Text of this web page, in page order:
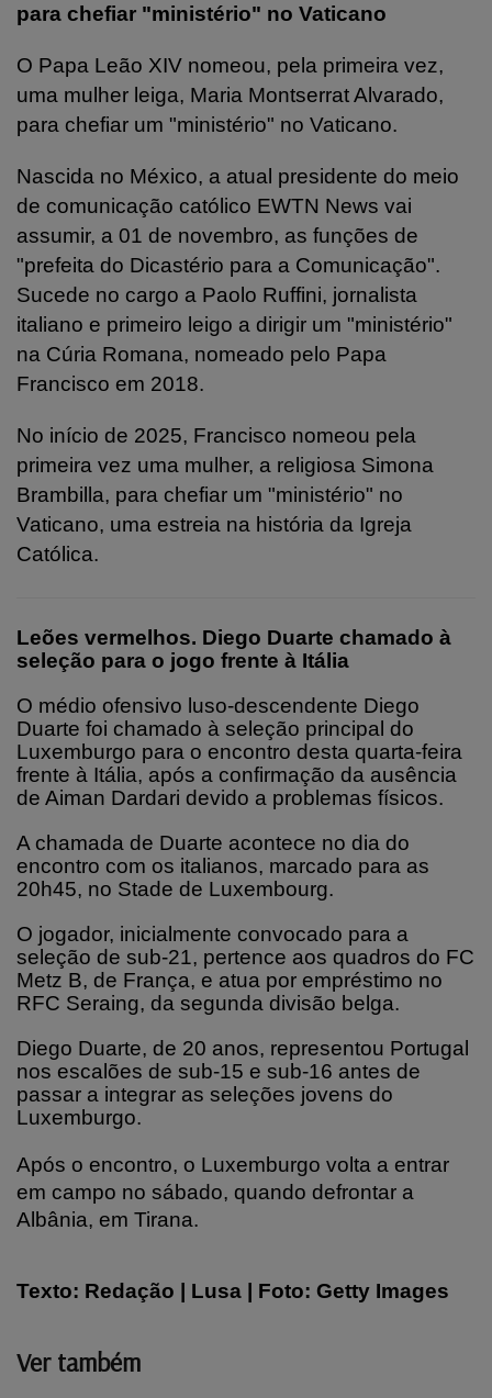
para chefiar "ministério" no Vaticano
O Papa Leão XIV nomeou, pela primeira vez,
uma mulher leiga, Maria Montserrat Alvarado,
para chefiar um "ministério" no Vaticano.
Nascida no México, a atual presidente do meio
de comunicação católico EWTN News vai
assumir, a 01 de novembro, as funções de
"prefeita do Dicastério para a Comunicação".
Sucede no cargo a Paolo Ruffini, jornalista
italiano e primeiro leigo a dirigir um "ministério"
na Cúria Romana, nomeado pelo Papa
Francisco em 2018.
No início de 2025, Francisco nomeou pela
primeira vez uma mulher, a religiosa Simona
Brambilla, para chefiar um "ministério" no
Vaticano, uma estreia na história da Igreja
Católica.
Leões vermelhos. Diego Duarte chamado à
seleção para o jogo frente à Itália
O médio ofensivo luso-descendente Diego
Duarte foi chamado à seleção principal do
Luxemburgo para o encontro desta quarta-feira
frente à Itália, após a confirmação da ausência
de Aiman Dardari devido a problemas físicos.
A chamada de Duarte acontece no dia do
encontro com os italianos, marcado para as
20h45, no Stade de Luxembourg.
O jogador, inicialmente convocado para a
seleção de sub-21, pertence aos quadros do FC
Metz B, de França, e atua por empréstimo no
RFC Seraing, da segunda divisão belga.
Diego Duarte, de 20 anos, representou Portugal
nos escalões de sub-15 e sub-16 antes de
passar a integrar as seleções jovens do
Luxemburgo.
Após o encontro, o Luxemburgo volta a entrar
em campo no sábado, quando defrontar a
Albânia, em Tirana.
Texto: Redação | Lusa | Foto: Getty Images
Ver também